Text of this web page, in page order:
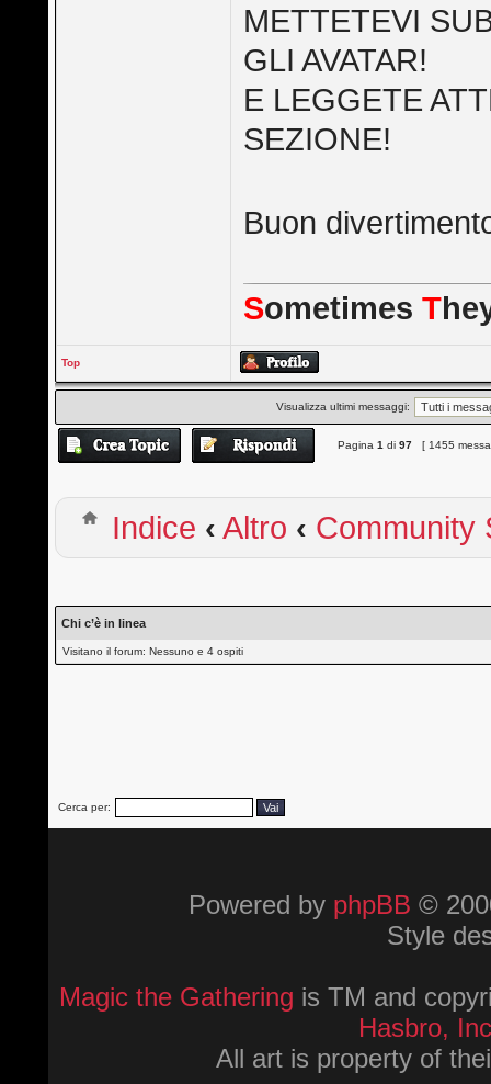
METTETEVI
GLI AVATAR!
E LEGGETE
SEZIONE!
Buon
SometimesT
Top
Visualizza ultimi messaggi:
Pagina1 di97 [ 1455
Indice ‹ Altro ‹ Community
Chi c’è in linea
Visitano il forum: Nessuno e 4 ospiti
Cerca per:
Powered by phpBB ©
Style
Magic the Gathering is TM and
Hasbro,
All art is property of